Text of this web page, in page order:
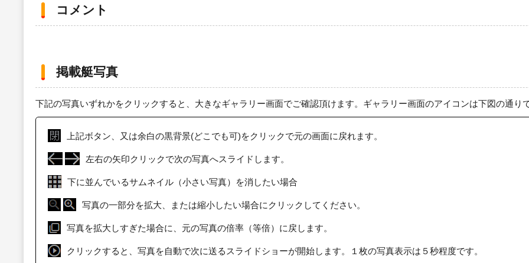
コメント
掲載艇写真
下記の写真いずれかをクリックすると、大きなギャラリー画面でご確認頂けます。ギャラリー画面のアイコンは下図の通り
上記ボタン、又は余白の黒背景(どこでも可)をクリックで元の画面に戻れます。
左右の矢印クリックで次の写真へスライドします。
下に並んでいるサムネイル（小さい写真）を消したい場合
写真の一部分を拡大、または縮小したい場合にクリックしてください。
写真を拡大しすぎた場合に、元の写真の倍率（等倍）に戻します。
クリックすると、写真を自動で次に送るスライドショーが開始します。１枚の写真表示は５秒程度です。